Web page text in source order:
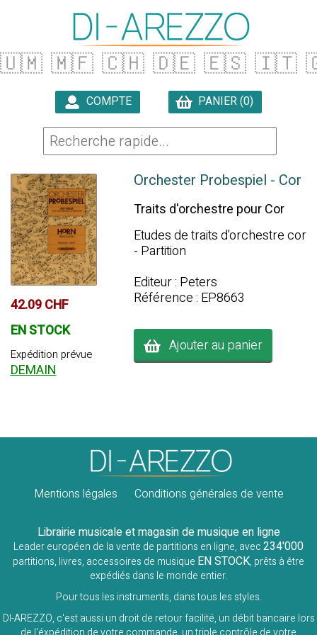
🇺🇲 🇲🇫 🇨🇭 🇩🇪 🇪🇸 🇮🇹
COMPTE PANIER (0)
42.09 CHF
EN STOCK
Expédition prévue
DEMAIN
Orchester Probespiel - Cor
Traits d'orchestre pour Cor
Etudes de traits d'orchestre cor
- Partition
Editeur : Peters
Référence : EP8663
Ajouter au panier
Mentions légales Conditions générales de vente
Librairie musicale et magasin de musique en ligne
Leader européen de la vente de partitions en ligne, avec234'000
partitions, livres, accessoires de musique EN STOCK, prêts à être
expédiés dans le monde entier.
Pour tous les instruments, dans tous les styles.
DI-AREZZO, c'est aussi un droit de retour facilité, un débit bancaire lors